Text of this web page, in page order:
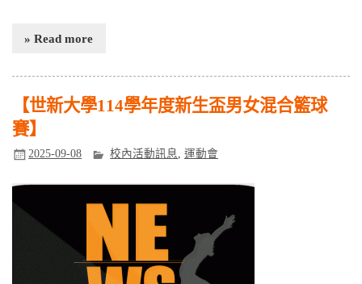
» Read more
【世新大學114學年度新生盃男女混合籃球
賽】
2025-09-08 校內活動訊息,運動會